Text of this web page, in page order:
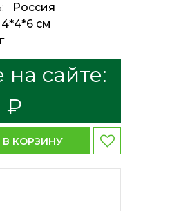
Россия
4*4*6 см
сайте:
₽
В КОРЗИНУ